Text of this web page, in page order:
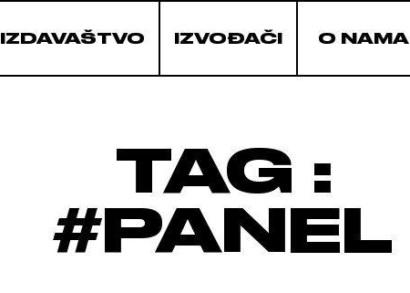
IZDAVAŠTVO IZVOĐAČI O NAMA
TAG :
#PANEL